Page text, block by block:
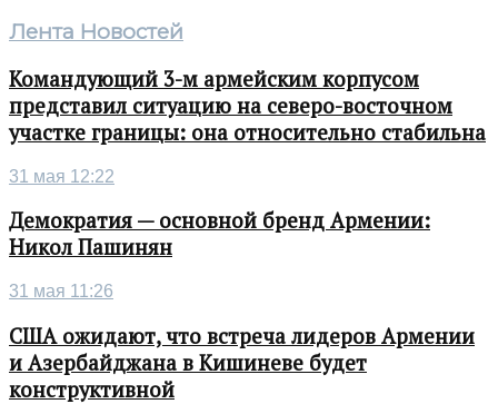
Лента Новостей
Командующий 3-м армейским корпусом
представил ситуацию на северо-восточном
участке границы: она относительно стабильна
31 мая 12:22
Демократия — основной бренд Армении:
Никол Пашинян
31 мая 11:26
США ожидают, что встреча лидеров Армении
и Азербайджана в Кишиневе будет
конструктивной